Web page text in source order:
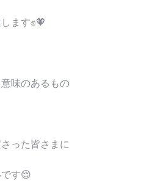
ます✊🧡
味のあるもの
った皆さまに
す😌